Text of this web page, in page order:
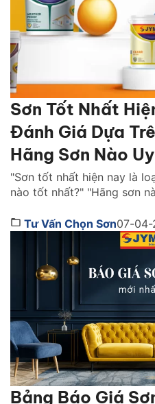
Sơn Tốt Nhất
Đánh Giá Dựa
Hãng Sơn Nào
"Sơn tốt nhất hiện nay là
nào tốt nhất?" "Hãng sơn
quan tâm. Cùng Sơn
khuyên hữu ích qua bài
nhất hiện […]
Tư Vấn Chọn Sơn07-04-
Bảng Báo Giá